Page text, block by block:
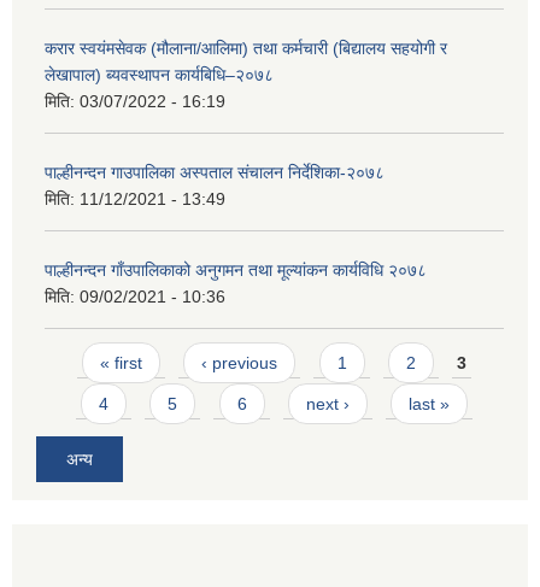
करार स्वयंमसेवक (मौलाना/आलिमा) तथा कर्मचारी (बिद्यालय सहयोगी र
लेखापाल) ब्यवस्थापन कार्यबिधि–२०७८
मिति: 03/07/2022 - 16:19
पाल्हीनन्दन गाउपालिका अस्पताल संचालन निर्देशिका-२०७८
मिति: 11/12/2021 - 13:49
पाल्हीनन्दन गाँउपालिकाको अनुगमन तथा मूल्यांकन कार्यविधि २०७८
मिति: 09/02/2021 - 10:36
Pages
« first ‹ previous 1 2 3
4 5 6 next › last »
अन्य